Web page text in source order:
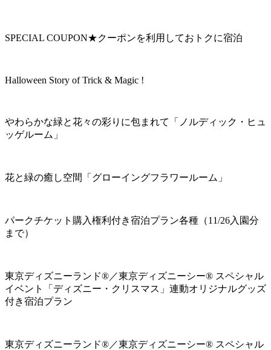
SPECIAL COUPON★クーポンを利用しておトクに宿泊
Halloween Story of Trick & Magic !
やわらかな緑と花々の彩りに包まれて「ノルディック・ヒュ
ッゲルーム」
花と緑の癒し空間「グローイングフラワールーム」
パークチケット購入権利付き宿泊プラン各種（11/26入園分
まで）
東京ディズニーランド®／東京ディズニーシー® スペシャル
イベント「ディズニー・クリスマス」連動オリジナルグッズ
付き宿泊プラン
東京ディズニーランド®／東京ディズニーシー® スペシャル